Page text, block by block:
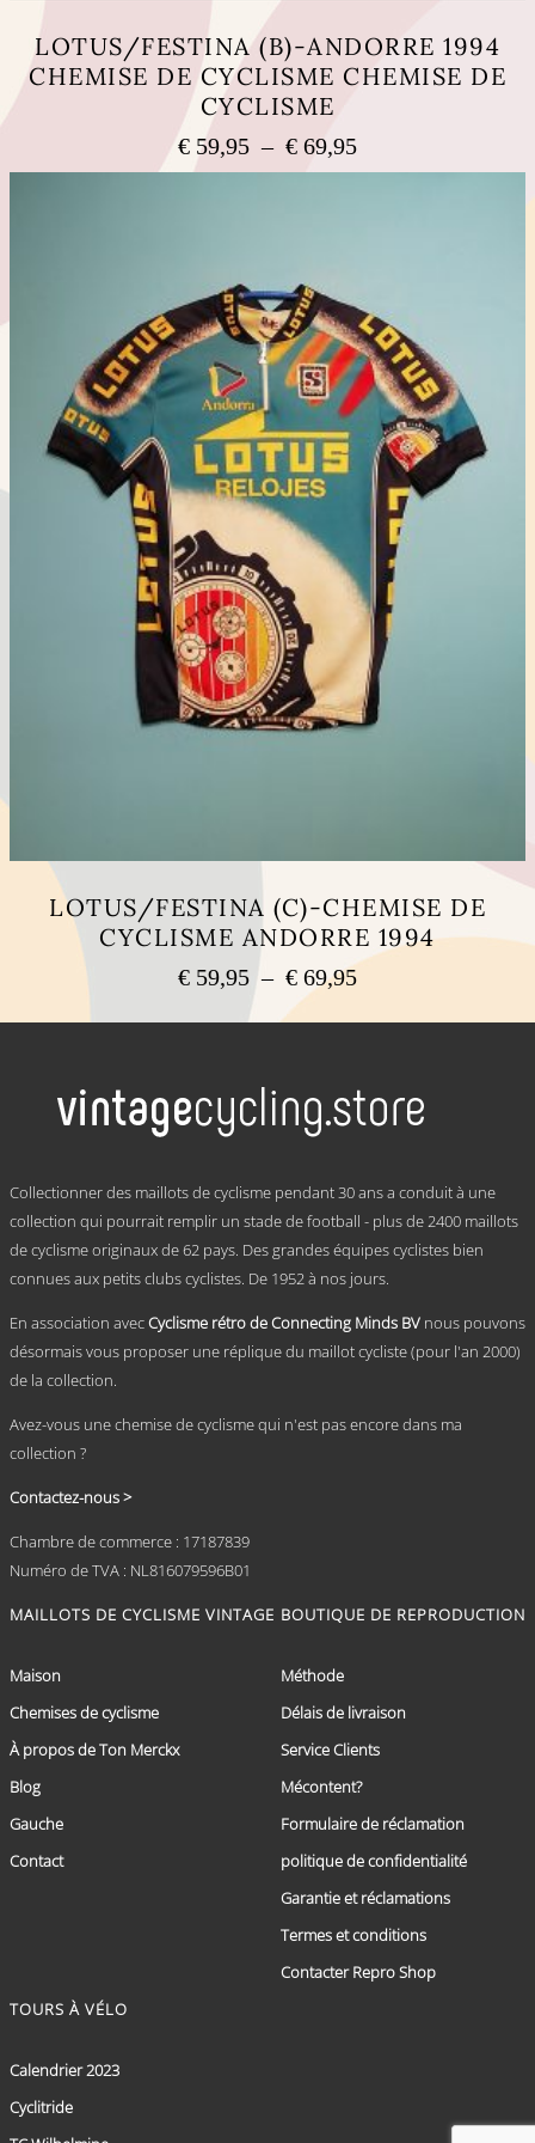
LOTUS/FESTINA (B)-ANDORRE 1994
CHEMISE DE CYCLISME CHEMISE DE
CYCLISME
€ 59,95 – € 69,95Plage
de
Les
options
peuvent
être
choisies
sur
la
page
du
produit
LOTUS/FESTINA (C)-CHEMISE DE
CYCLISME ANDORRE 1994
€ 59,95 – € 69,95Plage
prix :
à
€ 69,95
Ce
variations.
options
choisies
sur
la
page
produit
Collectionner des maillots de cyclisme pendant 30 ans a conduit à une
collection qui pourrait remplir un stade de football - plus de 2400 maillots
de cyclisme originaux de 62 pays. Des grandes équipes cyclistes bien
connues aux petits clubs cyclistes. De 1952 à nos jours.
En association avecCyclisme rétro de Connecting Minds BV nous pouvons
désormais vous proposer une réplique du maillot cycliste (pour l'an 2000)
de la collection.
Avez-vous une chemise de cyclisme qui n'est pas encore dans ma
collection ?
Contactez-nous >
Chambre de commerce : 17187839
Numéro de TVA : NL816079596B01
MAILLOTS DE CYCLISME VINTAGE
Maison
Chemises de cyclisme
À propos de Ton Merckx
Blog
Gauche
Contact
BOUTIQUE DE REPRODUCTION
Méthode
Délais de livraison
Service Clients
Mécontent?
Formulaire de réclamation
politique de confidentialité
Garantie et réclamations
Termes et conditions
Contacter Repro Shop
TOURS À VÉLO
Calendrier 2023
Cyclitride